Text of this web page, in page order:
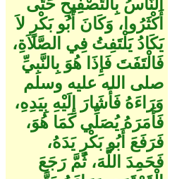
النَّاسُ بِالتَّصْفِيحِ حَتَّى
أَكْثَرُوا، وَكَانَ أَبُو بَكْرٍ لاَ
يَكَادُ يَلْتَفِتُ فِي الصَّلاَةِ،
فَالْتَفَتَ فَإِذَا هُوَ بِالنَّبِيِّ
صلى الله عليه وسلم
وَرَاءَهُ فَأَشَارَ إِلَيْهِ بِيَدِهِ،
فَأَمَرَهُ يُصَلِّي كَمَا هُوَ،
فَرَفَعَ أَبُو بَكْرٍ يَدَهُ،
فَحَمِدَ اللَّهَ، ثُمَّ رَجَعَ